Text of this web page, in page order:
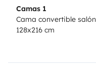
- Chauffage au gaz
- Gaz 3 feux
- Toilettes - WC
Camas 1
Cama convertible salón
128x216 cm